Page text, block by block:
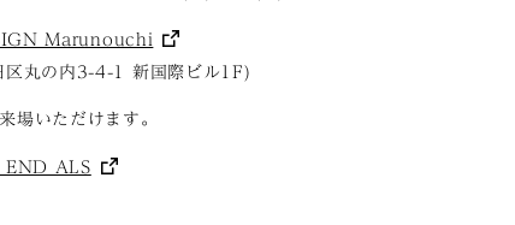
Marunouchi
区丸の内3-4-1 新国際ビル1F)
場いただけます。
END ALS